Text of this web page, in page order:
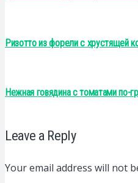
Ризотто из форели с хрустящей
Нежная говядина с томатами по-
Leave a Reply
Your email address will not